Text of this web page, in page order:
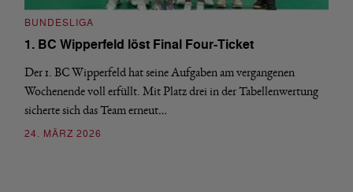
BUNDESLIGA
1. BC Wipperfeld löst Final Four-Ticket
Der 1. BC Wipperfeld hat seine Aufgaben am vergangenen
Wochenende voll erfüllt. Mit Platz drei in der Tabellenwertung
sicherte sich das Team erneut…
24. MÄRZ 2026